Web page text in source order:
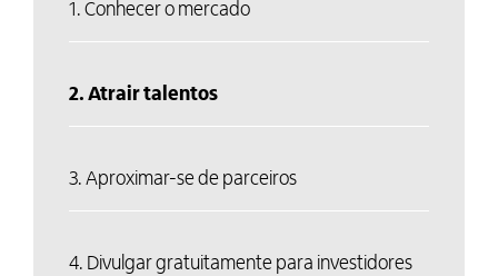
1. Conhecer o mercado
2. Atrair talentos
3. Aproximar-se de parceiros
4. Divulgar gratuitamente para investidores